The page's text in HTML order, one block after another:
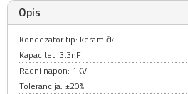
Opis
Kondezator tip: keramički
Kapacitet: 3.3nF
Radni napon: 1KV
Tolerancija: ±20%